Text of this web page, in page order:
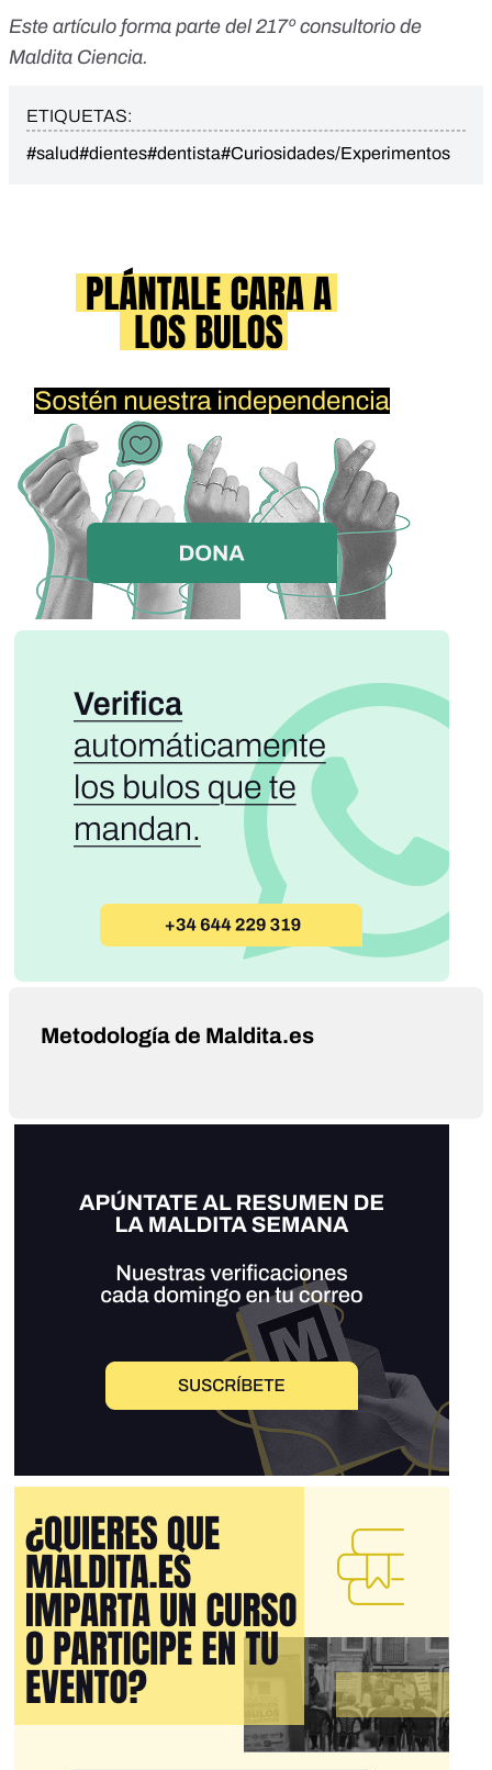
Este artículo forma parte del 217º consultorio de
Maldita Ciencia.
ETIQUETAS:
#salud#dientes#dentista#Curiosidades/Experimentos
Metodología de Maldita.es